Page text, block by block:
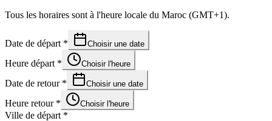
Tous les horaires sont à l'heure locale du Maroc (GMT+1).
Date de départ * Choisir une date
Heure départ * Choisir l'heure
Date de retour * Choisir une date
Heure retour * Choisir l'heure
Ville de départ *